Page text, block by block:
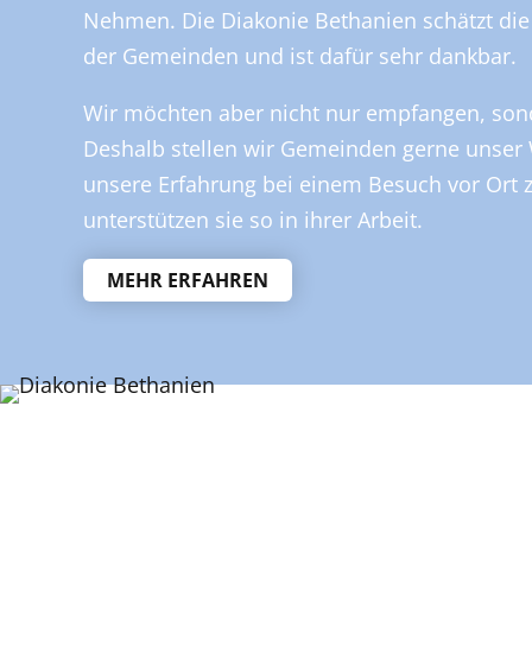
Nehmen. Die Diakonie Bethanien schätzt
der Gemeinden und ist dafür sehr dankbar.
Wir möchten aber nicht nur empfangen,
Deshalb stellen wir Gemeinden gerne unser
unsere Erfahrung bei einem Besuch vor Ort
unterstützen sie so in ihrer Arbeit.
MEHR ERFAHREN